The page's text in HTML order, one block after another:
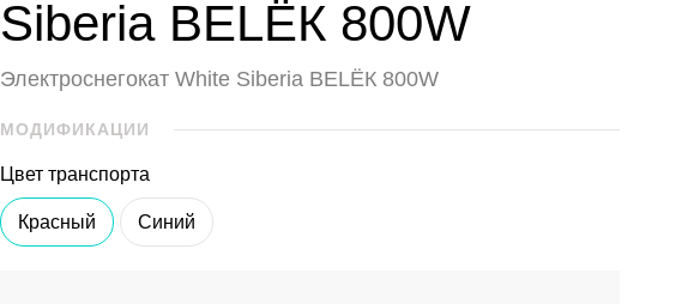
Siberia BELЁК 800W
Электроснегокат White Siberia BELЁК 800W
МОДИФИКАЦИИ
Цвет транспорта
Красный Синий